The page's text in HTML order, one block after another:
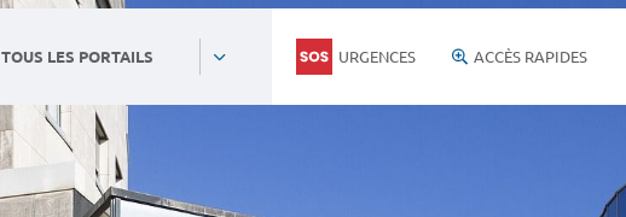
TOUS LES PORTAILS URGENCES ACCÈS RAPIDES